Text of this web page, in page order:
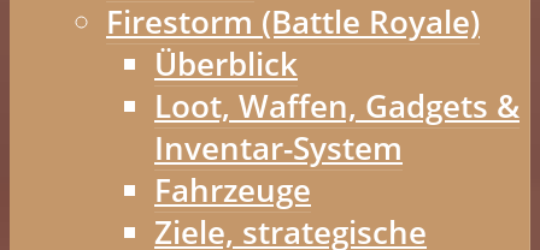
Firestorm (Battle Royale)
Überblick
Loot, Waffen, Gadgets &
Inventar-System
Fahrzeuge
Ziele, strategische